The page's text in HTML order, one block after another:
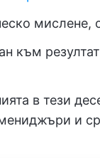
мислене,
към
в тези
и